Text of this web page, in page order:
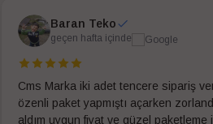
Baran Teko
geçen hafta içinde
Cms Marka iki adet tencere sipariş
özenli paket yapmıştı açarken
aldım uygun fiyat ve güzel